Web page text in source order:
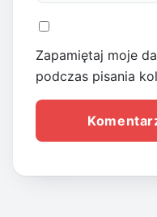
Zapamiętaj moje
podczas pisania